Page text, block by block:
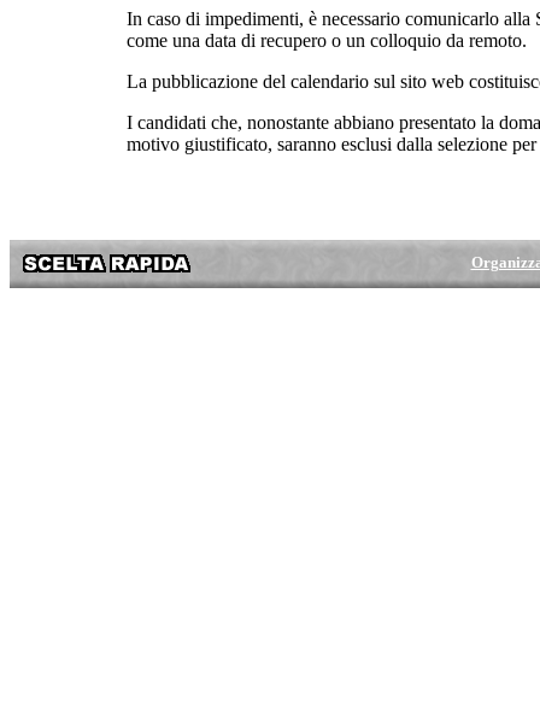
In caso di impedimenti, è necessario comunicarlo
come una data di recupero o un colloquio da remoto.
La pubblicazione del calendario sul sito web
I candidati che, nonostante abbiano presentato la
motivo giustificato, saranno esclusi dalla selezione